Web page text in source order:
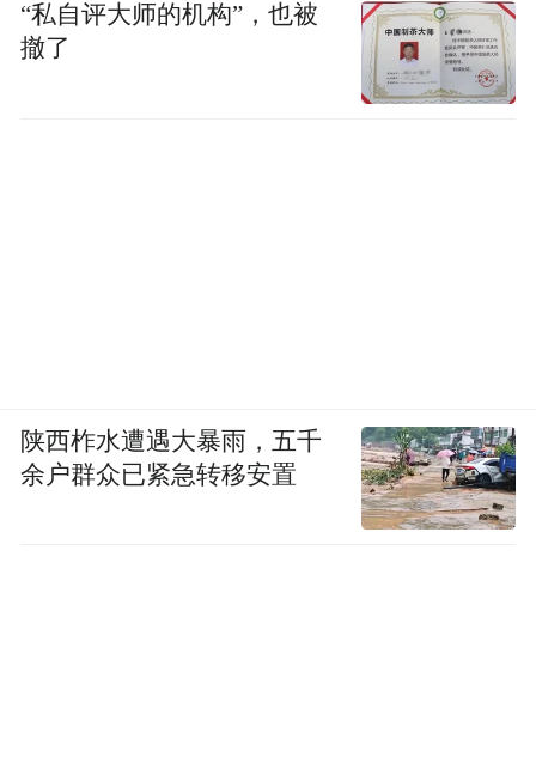
“私自评大师的机构”，也被
撤了
陕西柞水遭遇大暴雨，五千
余户群众已紧急转移安置